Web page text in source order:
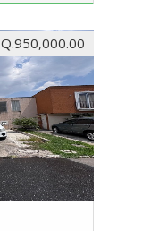
Q.950,000.00